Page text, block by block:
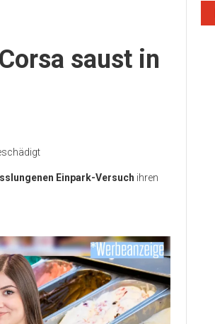
saust in
Einpark-Versuch ihren